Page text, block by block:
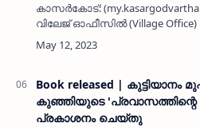
കാസർകോട്:
വിലേജ്‌ ഓഫീസിൽ (Village Office)
ഓഫീസറെ നിയമിക്കണമെന്ന്
വിലേജ്‌ ജനകീയ സമിതി,
Book released | കുട്ടിയാനം
കുഞ്ഞിയുടെ
പ്രകാശനം ചെയ്തു